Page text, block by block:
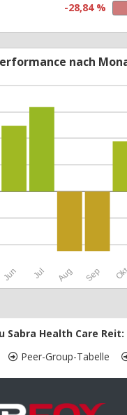
-28,84 %
nach
Jun Jul Aug Sep
Health Care Reit:
Peer-Group-Tabelle